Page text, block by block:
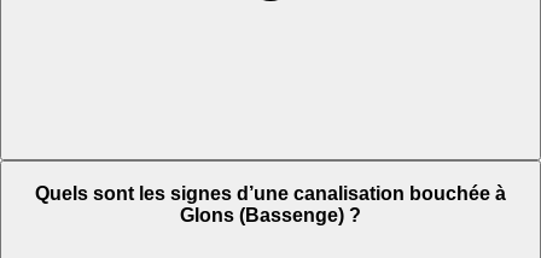
Quels sont les signes d’une canalisation bouchée à
Glons (Bassenge) ?